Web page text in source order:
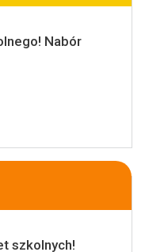
Nabór
szkolnych!